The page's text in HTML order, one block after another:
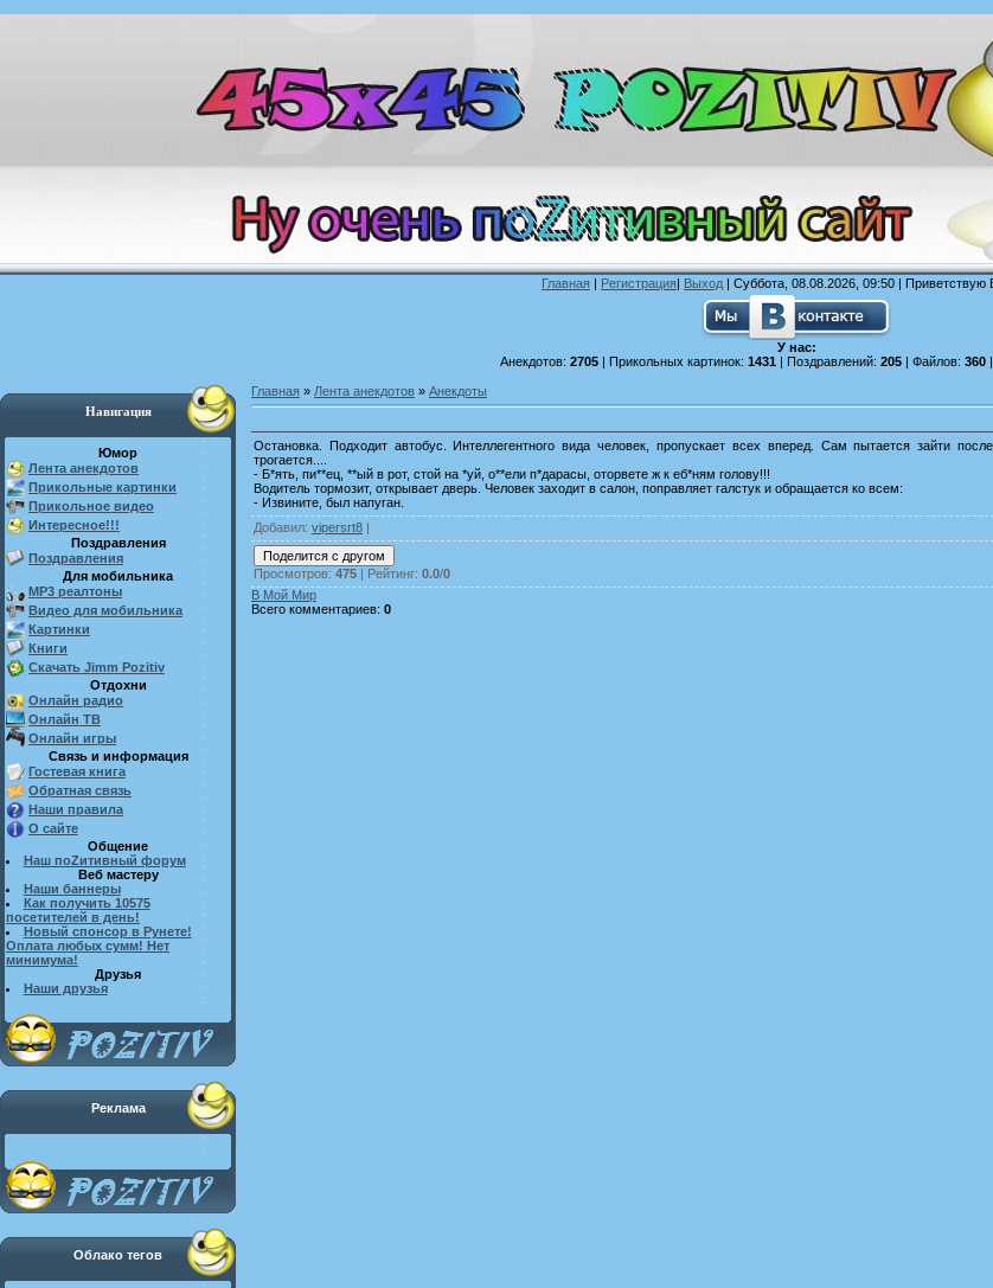
Главная | Регистрация| Выход | Суббота, 08.08.2026, 09:50 | Приветствую
У нас:
Анекдотов: 2705| Прикольных картинок: 1431| Поздравлений: 205| Файлов: 360|
Навигация
Юмор
Лента анекдотов
Прикольные картинки
Прикольное видео
Интересное!!!
Поздравления
Поздравления
Для мобильника
MP3 реалтоны
Видео для мобильника
Картинки
Книги
Скачать Jimm Pozitiv
Отдохни
Онлайн радио
Онлайн ТВ
Онлайн игры
Связь и информация
Гостевая книга
Обратная связь
Наши правила
О сайте
Общение
Наш поZитивный форум
Веб мастеру
Наши баннеры
Как получить 10575
посетителей в день!
Новый спонсор в Рунете!
Оплата любых сумм! Нет
минимума!
Друзья
Наши друзья
Реклама
Облако тегов
Главная » Лента анекдотов » Анекдоты
Остановка. Подходит автобус. Интеллегентного вида человек, пропускает всех вперед. Сам пытается зайти
трогается....
- Б*ять, пи**ец, **ый в рот, стой на *уй, о**ели п*дарасы, оторвете ж к еб*ням голову!!!
Водитель тормозит, открывает дверь. Человек заходит в салон, поправляет галстук и обращается ко всем:
- Извините, был напуган.
Добавил: vipersrt8 |
Просмотров: 475 | Рейтинг: 0.0/0
В Мой Мир
Всего комментариев: 0